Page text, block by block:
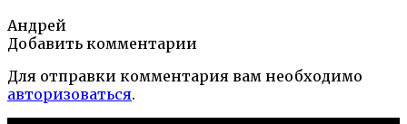
Андрей
Добавить комментарии
Для отправки комментария вам необходимо
авторизоваться.